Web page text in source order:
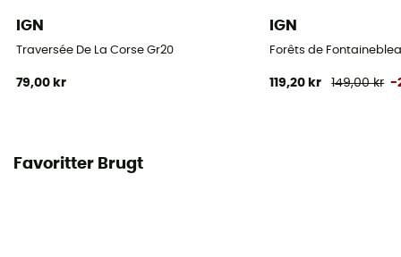
IGN
Traversée De La Corse Gr20
79,00 kr
IGN
Forêts de
119,20 kr 149,00 kr -
Favoritter Brugt